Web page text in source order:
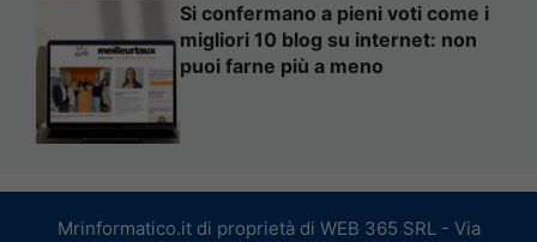
Si confermano a pieni voti come i
migliori 10 blog su internet: non
puoi farne più a meno
Mrinformatico.it di proprietà di WEB 365 SRL - Via